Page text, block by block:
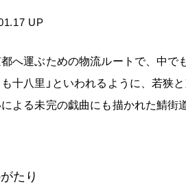
UP
へ運ぶための物流ルートで、中で
十八里」といわれるように、若狭
る未完の戯曲にも描かれた鯖街
たり